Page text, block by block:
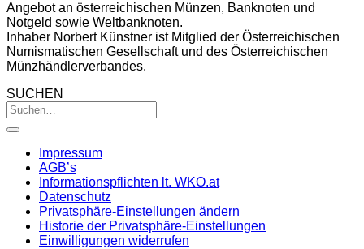
Angebot an österreichischen Münzen, Banknoten und
Notgeld sowie Weltbanknoten.
Inhaber Norbert Künstner ist Mitglied der Österreichischen
Numismatischen Gesellschaft und des Österreichischen
Münzhändlerverbandes.
SUCHEN
Impressum
AGB’s
Informationspflichten lt. WKO.at
Datenschutz
Privatsphäre-Einstellungen ändern
Historie der Privatsphäre-Einstellungen
Einwilligungen widerrufen